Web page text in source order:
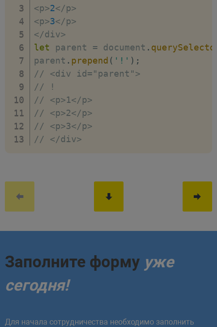
<p>2</p>
<p>3</p>
</div>
let parent = document .
parent . prepend ( '!' ) ;
// <div id="parent">
// !
// <p>1</p>
// <p>2</p>
// <p>3</p>
// </div>
Заполните форму уже
сегодня!
Для начала сотрудничества необходимо заполнить